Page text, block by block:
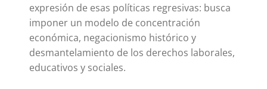
expresión de esas políticas regresivas: busca
imponer un modelo de concentración
económica, negacionismo histórico y
desmantelamiento de los derechos laborales,
educativos y sociales.